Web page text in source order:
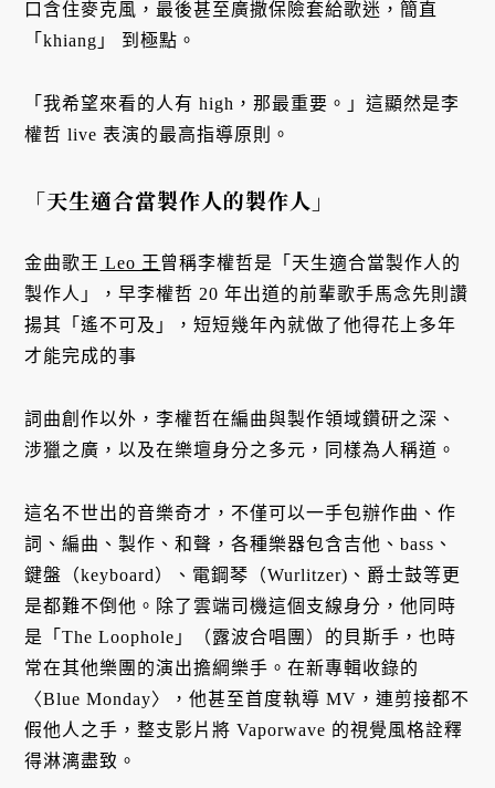
口含住麥克風，最後甚至廣撒保險套給歌迷，簡直
「khiang」 到極點。
「我希望來看的人有 high，那最重要。」這顯然是李
權哲 live 表演的最高指導原則。
「天生適合當製作人的製作人」
金曲歌王 Leo 王 曾稱李權哲是「天生適合當製作人的
製作人」，早李權哲 20 年出道的前輩歌手馬念先則讚
揚其「遙不可及」，短短幾年內就做了他得花上多年
才能完成的事
詞曲創作以外，李權哲在編曲與製作領域鑽研之深、
涉獵之廣，以及在樂壇身分之多元，同樣為人稱道。
這名不世出的音樂奇才，不僅可以一手包辦作曲、作
詞、編曲、製作、和聲，各種樂器包含吉他、bass、
鍵盤（keyboard）、電鋼琴（Wurlitzer)、爵士鼓等更
是都難不倒他。除了雲端司機這個支線身分，他同時
是「The Loophole」（露波合唱團）的貝斯手，也時
常在其他樂團的演出擔綱樂手。在新專輯收錄的
〈Blue Monday〉，他甚至首度執導 MV，連剪接都不
假他人之手，整支影片將 Vaporwave 的視覺風格詮釋
得淋漓盡致。